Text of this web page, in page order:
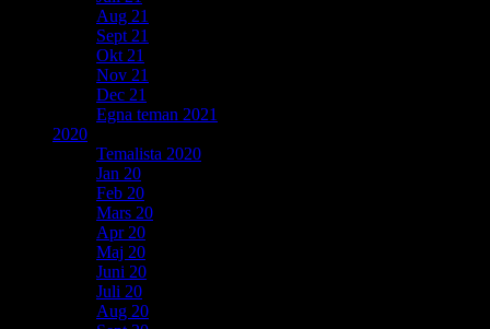
Aug 21
Sept 21
Okt 21
Nov 21
Dec 21
Egna teman 2021
2020
Temalista 2020
Jan 20
Feb 20
Mars 20
Apr 20
Maj 20
Juni 20
Juli 20
Aug 20